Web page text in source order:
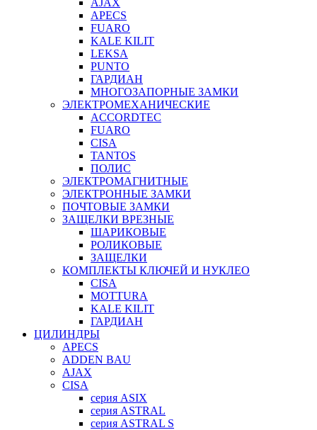
APECS
FUARO
KALE KILIT
LEKSA
PUNTO
ГАРДИАН
МНОГОЗАПОРНЫЕ ЗАМКИ
ЭЛЕКТРОМЕХАНИЧЕСКИЕ
ACCORDTEC
FUARO
CISA
TANTOS
ПОЛИС
ЭЛЕКТРОМАГНИТНЫЕ
ЭЛЕКТРОННЫЕ ЗАМКИ
ПОЧТОВЫЕ ЗАМКИ
ЗАЩЕЛКИ ВРЕЗНЫЕ
ШАРИКОВЫЕ
РОЛИКОВЫЕ
ЗАЩЕЛКИ
КОМПЛЕКТЫ КЛЮЧЕЙ И НУКЛЕО
CISA
MOTTURA
KALE KILIT
ГАРДИАН
ЦИЛИНДРЫ
APECS
ADDEN BAU
AJAX
CISA
серия ASIX
серия ASTRAL
серия ASTRAL S